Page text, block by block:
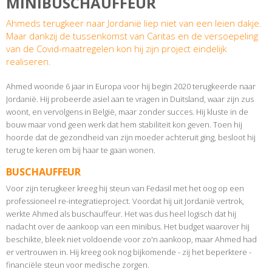
Ahmeds terugkeer naar Jordanië liep niet van een leien dakje.
Maar dankzij de tussenkomst van Caritas en de versoepeling
van de Covid-maatregelen kon hij zijn project eindelijk
realiseren.
Ahmed woonde 6 jaar in Europa voor hij begin 2020 terugkeerde naar
Jordanië. Hij probeerde asiel aan te vragen in Duitsland, waar zijn zus
woont, en vervolgens in België, maar zonder succes. Hij kluste in de
bouw maar vond geen werk dat hem stabiliteit kon geven. Toen hij
hoorde dat de gezondheid van zijn moeder achteruit ging, besloot hij
terug te keren om bij haar te gaan wonen.
BUSCHAUFFEUR
Voor zijn terugkeer kreeg hij steun van Fedasil met het oog op een
professioneel re-integratieproject. Voordat hij uit Jordanië vertrok,
werkte Ahmed als buschauffeur. Het was dus heel logisch dat hij
nadacht over de aankoop van een minibus. Het budget waarover hij
beschikte, bleek niet voldoende voor zo'n aankoop, maar Ahmed had
er vertrouwen in. Hij kreeg ook nog bijkomende - zij het beperktere -
financiële steun voor medische zorgen.